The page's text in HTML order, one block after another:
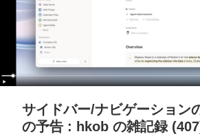
サイドバー/ナビゲーション
の予告 : hkob の雑記録